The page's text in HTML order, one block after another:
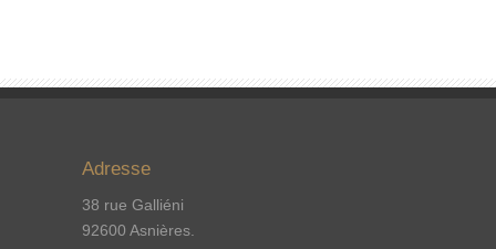
Adresse
38 rue Galliéni
92600 Asnières.